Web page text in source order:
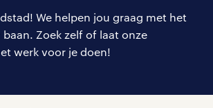
mijn carrière
over randstad
We helpen jou graag met het
Zoek zelf of laat onze
werk voor je doen!